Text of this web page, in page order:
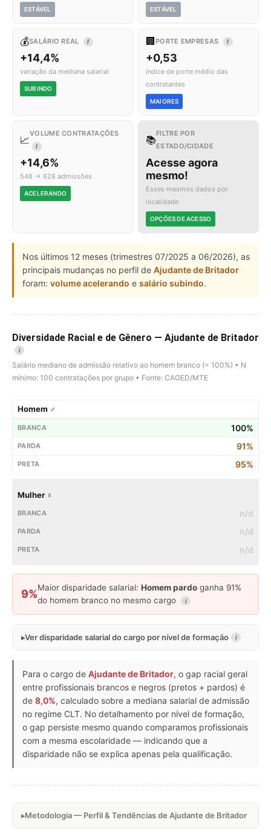
ESTÁVEL ESTÁVEL
💰SALÁRIO REAL I
+14,4%
variação da mediana salarial
SUBINDO
🏢 PORTE EMPRESAS I
+0,53
índice de porte médio das
contratantes
MAIORES
📈
VOLUME CONTRATAÇÕES
I
+14,6%
548 → 628 admissões
ACELERANDO
📚
FILTRE POR
ESTADO/CIDADE
Acesse agora
mesmo!
Esses mesmos dados por
localidade
OPÇÕES DE ACESSO
Nos últimos 12 meses (trimestres 07/2025 a 06/2026), as
principais mudanças no perfil de Ajudante de Britador
foram: volume acelerando e salário subindo.
Diversidade Racial e de Gênero — Ajudante de Britador
i
Salário mediano de admissão relativo ao homem branco (= 100%) • N
mínimo: 100 contratações por grupo • Fonte: CAGED/MTE
Homem ♂
100%
91%
95%
Mulher ♀
n/d
n/d
n/d
9%
Maior disparidade salarial: Homem pardo ganha 91%
do homem branco no mesmo cargo
i
Ver disparidade salarial do cargo por nível de formação i
Para o cargo de Ajudante de Britador, o gap racial geral
entre profissionais brancos e negros (pretos + pardos) é
de 8,0%, calculado sobre a mediana salarial de admissão
no regime CLT. No detalhamento por nível de formação,
o gap persiste mesmo quando comparamos profissionais
com a mesma escolaridade — indicando que a
disparidade não se explica apenas pela qualificação.
Metodologia — Perfil & Tendências de Ajudante de Britador